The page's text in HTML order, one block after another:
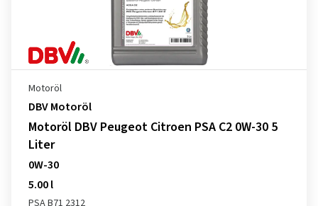
Motoröl
DBV Motoröl
Motoröl DBV Peugeot Citroen PSA C2 0W-30 5
Liter
0W-30
5.00 l
PSA B71 2312